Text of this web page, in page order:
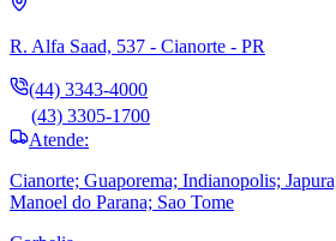
R. Alfa Saad, 537 - Cianorte - PR
(44) 3343-4000
(43) 3305-1700
Atende:
Cianorte; Guaporema; Indianopolis;
Manoel do Parana; Sao Tome